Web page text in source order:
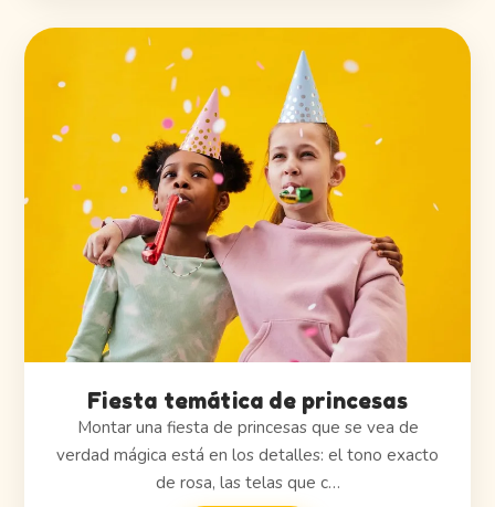
Fiesta temática de princesas
Montar una fiesta de princesas que se vea de
verdad mágica está en los detalles: el tono exacto
de rosa, las telas que c…